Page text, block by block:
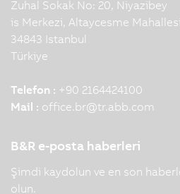
Zuhal Sokak No: 20, Niyazibey
is Merkezi, Altaycesme Mahallesi
34843 Istanbul
Türkiye
Telefon : +90 2164424100
Mail : office.br@tr.abb.com
B&R e-posta haberleri
Şimdi kaydolun ve en son
olun.